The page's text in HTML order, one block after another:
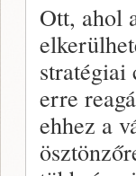
Ott, ahol
stratégiai
erre
ehhez a